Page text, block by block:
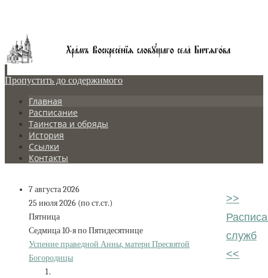
Пропустить до содержимого
Главная
Расписание
Таинства и обряды
История
Ссылки
Контакты
>>
служб
<<
7 августа 2026
25 июля 2026 (по ст.ст.)
Пятница
Седмица 10-я по Пятидесятнице
Успение праведной Анны, матери Пресвятой
Богородицы